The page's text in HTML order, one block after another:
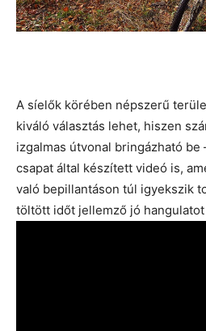
A síelők körében népszerű
kiváló választás lehet, hiszen
izgalmas útvonal bringázható be
csapat által készített videó is,
való bepillantáson túl igyekszik
töltött időt jellemző jó hangulatot